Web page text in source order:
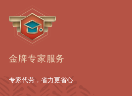
金牌专家服务
专家代劳，省力更省心